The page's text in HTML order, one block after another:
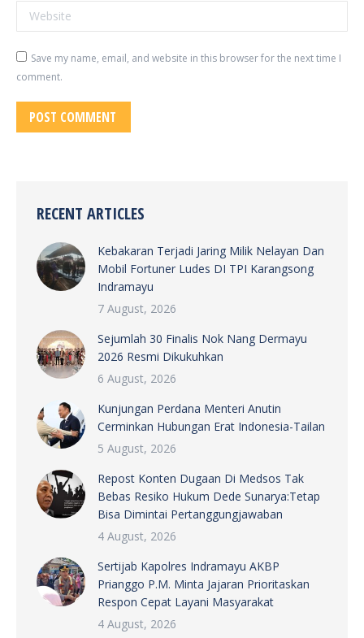
Website
Save my name, email, and website in this browser for the next time I
comment.
POST COMMENT
RECENT ARTICLES
Kebakaran Terjadi Jaring Milik Nelayan Dan
Mobil Fortuner Ludes DI TPI Karangsong
Indramayu
7 August, 2026
Sejumlah 30 Finalis Nok Nang Dermayu
2026 Resmi Dikukuhkan
6 August, 2026
Kunjungan Perdana Menteri Anutin
Cerminkan Hubungan Erat Indonesia-Tailan
5 August, 2026
Repost Konten Dugaan Di Medsos Tak
Bebas Resiko Hukum Dede Sunarya:Tetap
Bisa Dimintai Pertanggungjawaban
4 August, 2026
Sertijab Kapolres Indramayu AKBP
Prianggo P.M. Minta Jajaran Prioritaskan
Respon Cepat Layani Masyarakat
4 August, 2026